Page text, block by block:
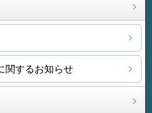
関するお知らせ